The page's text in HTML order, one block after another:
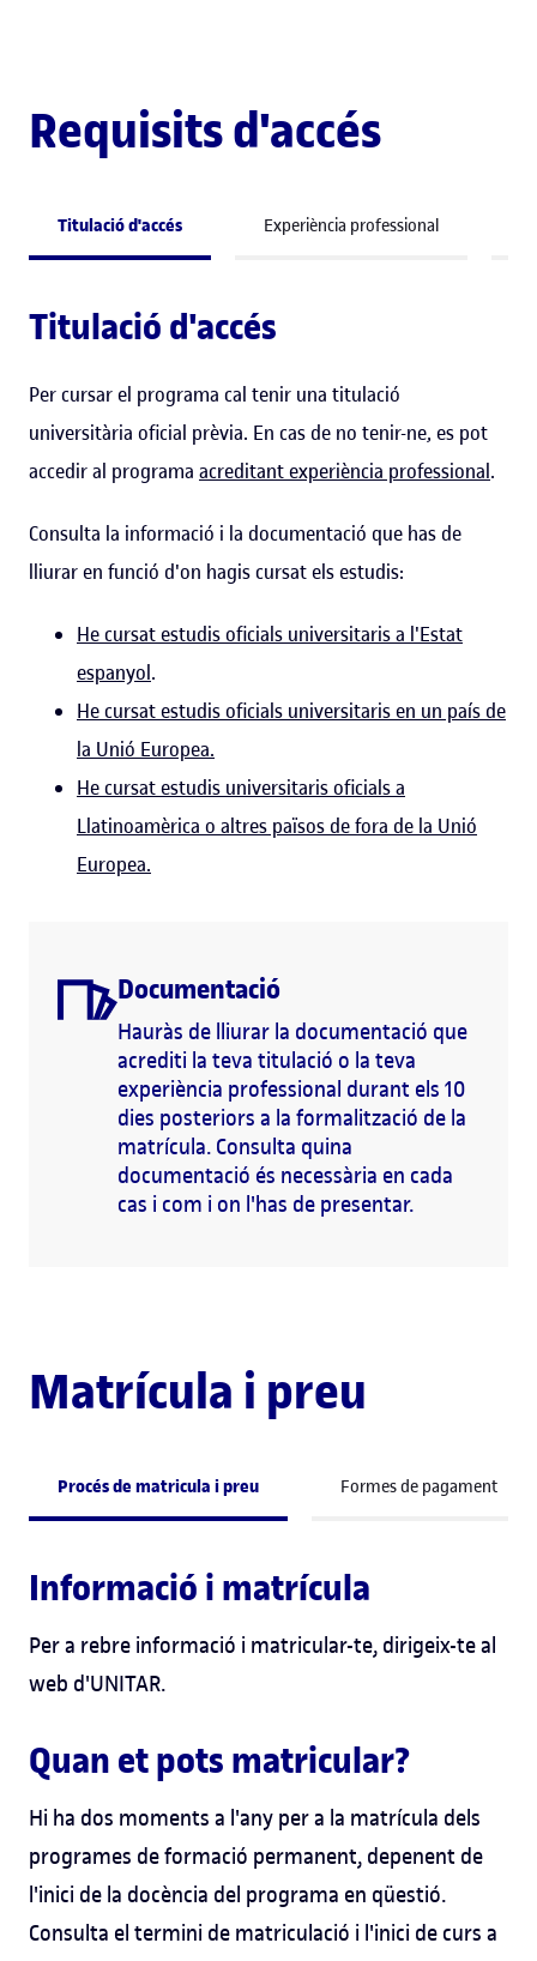
Requisits d'accés
Titulació d'accés Experiència professional
Titulació d'accés
Per cursar el programa cal tenir una titulació
universitària oficial prèvia. En cas de no tenir-ne, es pot
accedir al programa acreditant experiència professional.
Consulta la informació i la documentació que has de
lliurar en funció d'on hagis cursat els estudis:
He cursat estudis oficials universitaris a l'Estat
espanyol.
He cursat estudis oficials universitaris en un país de
la Unió Europea.
He cursat estudis universitaris oficials a
Llatinoamèrica o altres països de fora de la Unió
Europea.
Documentació
Hauràs de lliurar la documentació que
acrediti la teva titulació o la teva
experiència professional durant els 10
dies posteriors a la formalització de la
matrícula. Consulta quina
documentació és necessària en cada
cas i com i on l'has de presentar.
Matrícula i preu
Procés de matricula i preu Formes de pagament
Informació i matrícula
Per a rebre informació i matricular-te, dirigeix-te al
web d'UNITAR.
Quan et pots matricular?
Hi ha dos moments a l'any per a la matrícula dels
programes de formació permanent, depenent de
l'inici de la docència del programa en qüestió.
Consulta el termini de matriculació i l'inici de curs a